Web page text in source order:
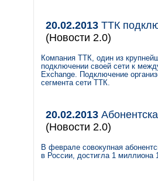
20.02.2013 ТТК
(Новости 2.0)
Компания ТТК, один из
подключении своей сети к
Exchange. Подключение
сегмента сети ТТК.
20.02.2013
(Новости 2.0)
В феврале совокупная
в России, достигла 1 миллиона